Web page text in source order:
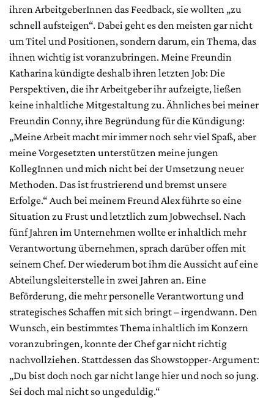
ihren ArbeitgeberInnen das Feedback, sie wollten „zu
schnell aufsteigen“. Dabei geht es den meisten gar nicht
um Titel und Positionen, sondern darum, ein Thema, das
ihnen wichtig ist voranzubringen. Meine Freundin
Katharina kündigte deshalb ihren letzten Job: Die
Perspektiven, die ihr Arbeitgeber ihr aufzeigte, ließen
keine inhaltliche Mitgestaltung zu. Ähnliches bei meiner
Freundin Conny, ihre Begründung für die Kündigung:
„Meine Arbeit macht mir immer noch sehr viel Spaß, aber
meine Vorgesetzten unterstützen meine jungen
KollegInnen und mich nicht bei der Umsetzung neuer
Methoden. Das ist frustrierend und bremst unsere
Erfolge.“ Auch bei meinem Freund Alex führte so eine
Situation zu Frust und letztlich zum Jobwechsel. Nach
fünf Jahren im Unternehmen wollte er inhaltlich mehr
Verantwortung übernehmen, sprach darüber offen mit
seinem Chef. Der wiederum bot ihm die Aussicht auf eine
Abteilungsleiterstelle in zwei Jahren an. Eine
Beförderung, die mehr personelle Verantwortung und
strategisches Schaffen mit sich bringt – irgendwann. Den
Wunsch, ein bestimmtes Thema inhaltlich im Konzern
voranzubringen, konnte der Chef gar nicht richtig
nachvollziehen. Stattdessen das Showstopper-Argument:
„Du bist doch noch gar nicht lange hier und noch so jung.
Sei doch mal nicht so ungeduldig.“